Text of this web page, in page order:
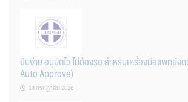
ยื่นง่าย อนุมัติไว ไม่ต้องรอ สำหรับเครื่องมือแพทย์จ
Auto Approve)
14 กรกฎาคม 2026